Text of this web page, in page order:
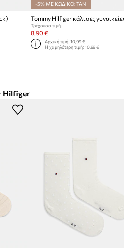
-5% ΜΕ ΚΩΔΙΚΟ: TAN
Τρέχουσα τιμή:
8,90 €
Αρχική τιμή: 10,99 €
Η χαμηλότερη τιμή: 10,99 €
Hilfiger